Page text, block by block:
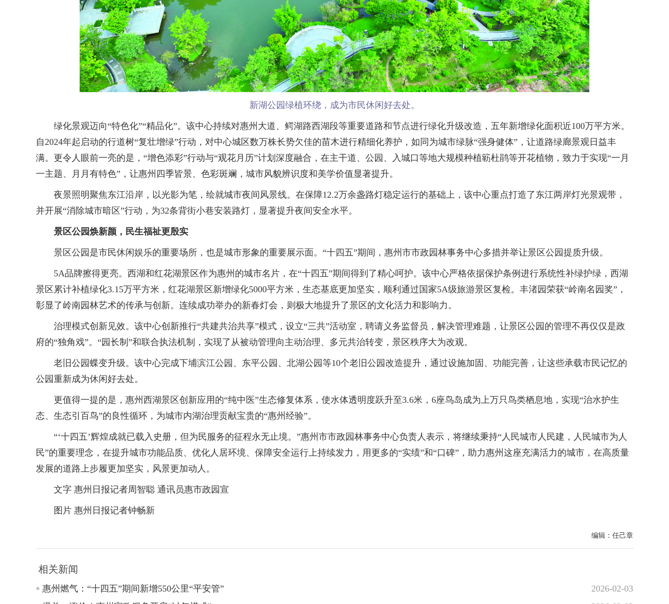
新湖公园绿植环绕，成为市民休闲好去处。
绿化景观迈向“特色化”“精品化”。该中心持续对惠州大道、鳄湖路西湖段等重要道路和节点进行绿化升级改造，五年新增绿化面积近100万平方米。
自2024年起启动的行道树“复壮增绿”行动，对中心城区数万株长势欠佳的苗木进行精细化养护，如同为城市绿脉“强身健体”，让道路绿廊景观日益丰
满。更令人眼前一亮的是，“增色添彩”行动与“观花月历”计划深度融合，在主干道、公园、入城口等地大规模种植簕杜鹃等开花植物，致力于实现“一月
一主题、月月有特色”，让惠州四季皆景、色彩斑斓，城市风貌辨识度和美学价值显著提升。
夜景照明聚焦东江沿岸，以光影为笔，绘就城市夜间风景线。在保障12.2万余盏路灯稳定运行的基础上，该中心重点打造了东江两岸灯光景观带，
并开展“消除城市暗区”行动，为32条背街小巷安装路灯，显著提升夜间安全水平。
景区公园焕新颜，民生福祉更殷实
景区公园是市民休闲娱乐的重要场所，也是城市形象的重要展示面。“十四五”期间，惠州市市政园林事务中心多措并举让景区公园提质升级。
5A品牌擦得更亮。西湖和红花湖景区作为惠州的城市名片，在“十四五”期间得到了精心呵护。该中心严格依据保护条例进行系统性补绿护绿，西湖
景区累计补植绿化3.15万平方米，红花湖景区新增绿化5000平方米，生态基底更加坚实，顺利通过国家5A级旅游景区复检。丰渚园荣获“岭南名园奖”，
彰显了岭南园林艺术的传承与创新。连续成功举办的新春灯会，则极大地提升了景区的文化活力和影响力。
治理模式创新见效。该中心创新推行“共建共治共享”模式，设立“三共”活动室，聘请义务监督员，解决管理难题，让景区公园的管理不再仅仅是政
府的“独角戏”。“园长制”和联合执法机制，实现了从被动管理向主动治理、多元共治转变，景区秩序大为改观。
老旧公园蝶变升级。该中心完成下埔滨江公园、东平公园、北湖公园等10个老旧公园改造提升，通过设施加固、功能完善，让这些承载市民记忆的
公园重新成为休闲好去处。
更值得一提的是，惠州西湖景区创新应用的“纯中医”生态修复体系，使水体透明度跃升至3.6米，6座鸟岛成为上万只鸟类栖息地，实现“治水护生
态、生态引百鸟”的良性循环，为城市内湖治理贡献宝贵的“惠州经验”。
“‘十四五’辉煌成就已载入史册，但为民服务的征程永无止境。”惠州市市政园林事务中心负责人表示，将继续秉持“人民城市人民建，人民城市为人
民”的重要理念，在提升城市功能品质、优化人居环境、保障安全运行上持续发力，用更多的“实绩”和“口碑”，助力惠州这座充满活力的城市，在高质量
发展的道路上步履更加坚实，风景更加动人。
文字 惠州日报记者周智聪 通讯员惠市政园宣
图片 惠州日报记者钟畅新
编辑：任己章
相关新闻
惠州燃气：“十四五”期间新增550公里“平安管”
2026-02-03